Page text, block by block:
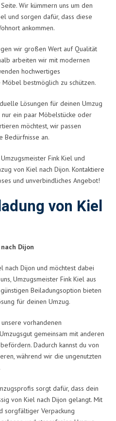
Wir kümmern uns um den
und sorgen dafür, dass diese
ankommen.
wir großen Wert auf Qualität
arbeiten wir mit modernen
hochwertiges
bestmöglich zu schützen.
Lösungen für deinen Umzug
ein paar Möbelstücke oder
möchtest, wir passen
Bedürfnisse an.
Fink Kiel und
von Kiel nach Dijon. Kontaktiere
und unverbindliches Angebot!
von Kiel
Dijon
nach Dijon und möchtest dabei
Umzugsmeister Fink Kiel aus
Beiladungsoption bieten
für deinen Umzug.
vorhandenen
gemeinsam mit anderen
Dadurch kannst du von
während wir die ungenutzten
sorgt dafür, dass dein
von Kiel nach Dijon gelangt. Mit
sorgfältiger Verpackung